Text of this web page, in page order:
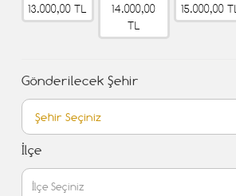
13.000,00 TL
14.000,00
TL
15.000,00 TL
Gönderilecek Şehir
İlçe